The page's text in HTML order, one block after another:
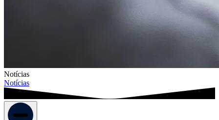
Notícias
Notícias